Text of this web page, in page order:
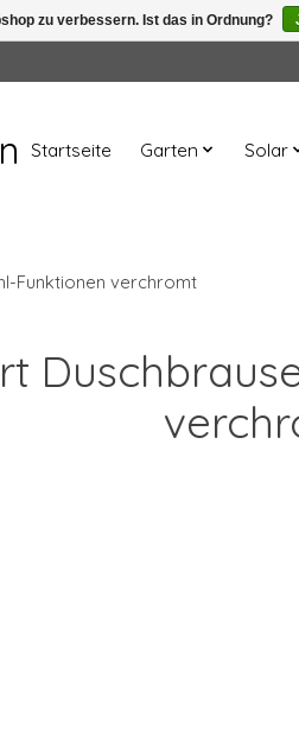
Startseite Garten Solar
Funktionen verchromt
zu verbessern. Ist das in Ordnung?